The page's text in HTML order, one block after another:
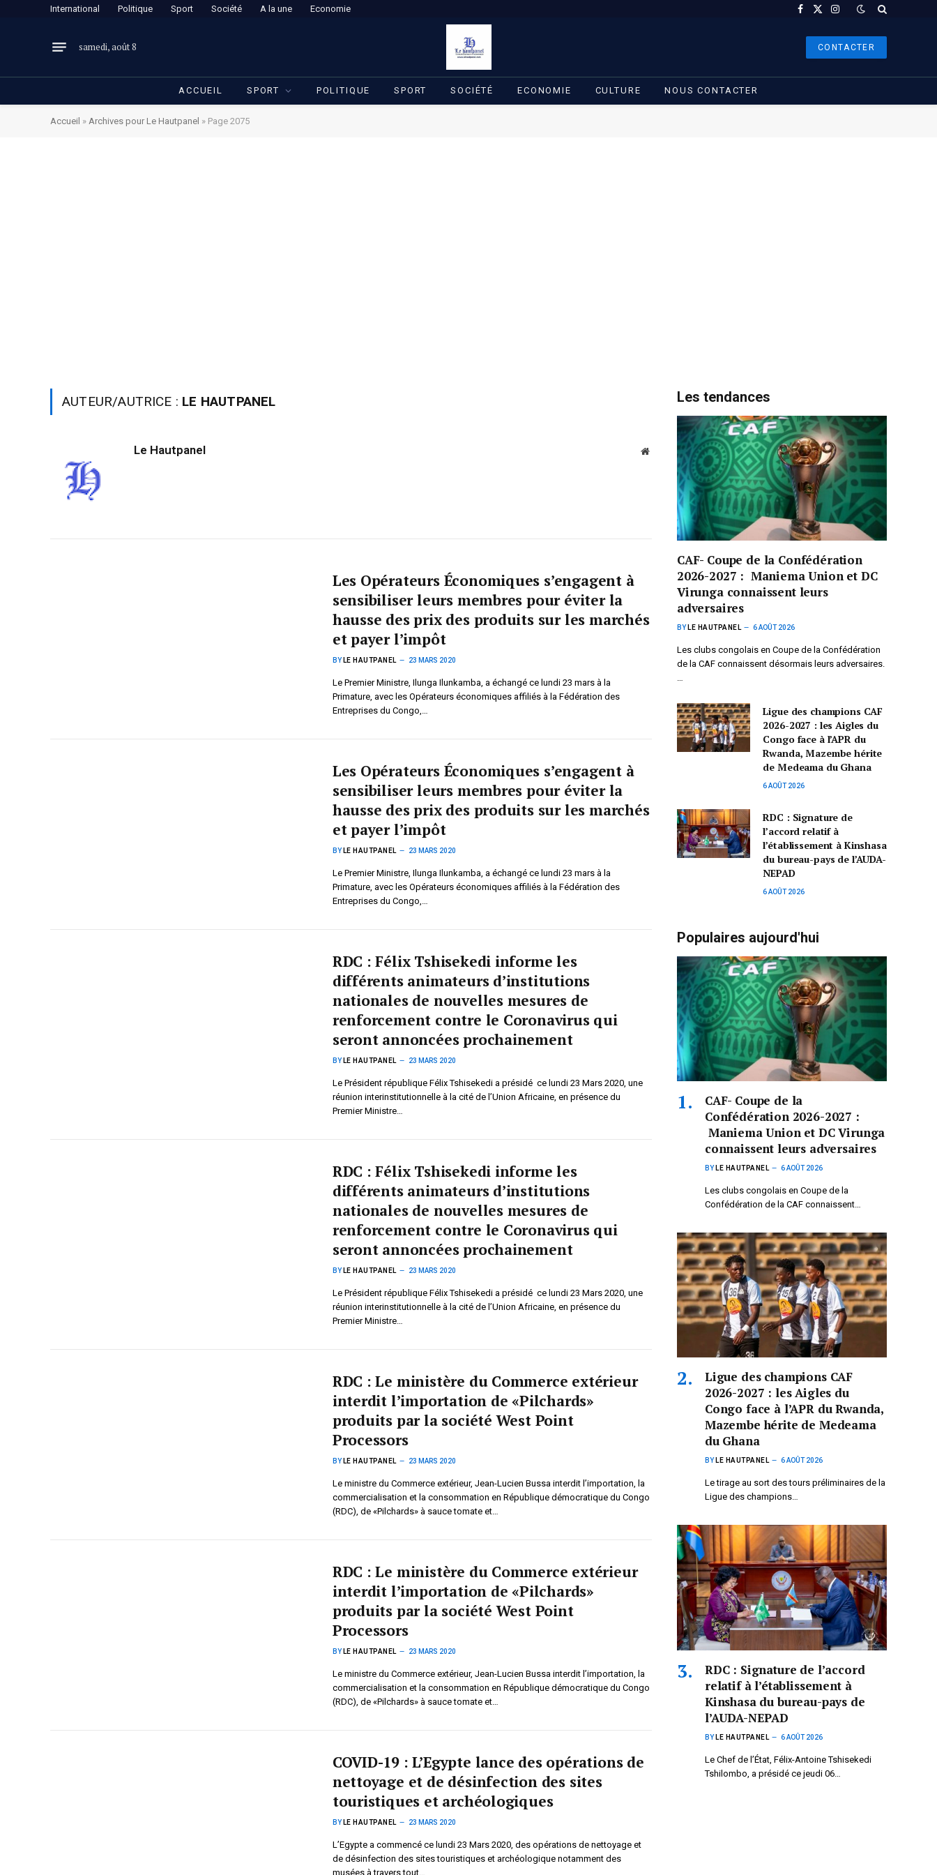
International Politique Sport Société A la une Economie Facebook
X
Instagram
samedi, août 8 CONTACTER
ACCUEIL SPORT POLITIQUE SPORT SOCIÉTÉ ECONOMIE CULTURE NOUS CONTACTER
Accueil » Archives pour Le Hautpanel » Page 2075
AUTEUR/AUTRICE : LE HAUTPANEL
Le Hautpanel Website
Les Opérateurs Économiques s’engagent à
sensibiliser leurs membres pour éviter la
hausse des prix des produits sur les marchés
et payer l’impôt
BY LE HAUTPANEL 23 MARS 2020
Le Premier Ministre, Ilunga Ilunkamba, a échangé ce lundi 23 mars à la
Primature, avec les Opérateurs économiques affiliés à la Fédération des
Entreprises du Congo,…
Les Opérateurs Économiques s’engagent à
sensibiliser leurs membres pour éviter la
hausse des prix des produits sur les marchés
et payer l’impôt
BY LE HAUTPANEL 23 MARS 2020
Le Premier Ministre, Ilunga Ilunkamba, a échangé ce lundi 23 mars à la
Primature, avec les Opérateurs économiques affiliés à la Fédération des
Entreprises du Congo,…
RDC : Félix Tshisekedi informe les
différents animateurs d’institutions
nationales de nouvelles mesures de
renforcement contre le Coronavirus qui
seront annoncées prochainement
BY LE HAUTPANEL 23 MARS 2020
Le Président république Félix Tshisekedi a présidé ce lundi 23 Mars 2020, une
réunion interinstitutionnelle à la cité de l’Union Africaine, en présence du
Premier Ministre…
RDC : Félix Tshisekedi informe les
différents animateurs d’institutions
nationales de nouvelles mesures de
renforcement contre le Coronavirus qui
seront annoncées prochainement
BY LE HAUTPANEL 23 MARS 2020
Le Président république Félix Tshisekedi a présidé ce lundi 23 Mars 2020, une
réunion interinstitutionnelle à la cité de l’Union Africaine, en présence du
Premier Ministre…
RDC : Le ministère du Commerce extérieur
interdit l’importation de «Pilchards»
produits par la société West Point
Processors
BY LE HAUTPANEL 23 MARS 2020
Le ministre du Commerce extérieur, Jean-Lucien Bussa interdit l’importation, la
commercialisation et la consommation en République démocratique du Congo
(RDC), de «Pilchards» à sauce tomate et…
RDC : Le ministère du Commerce extérieur
interdit l’importation de «Pilchards»
produits par la société West Point
Processors
BY LE HAUTPANEL 23 MARS 2020
Le ministre du Commerce extérieur, Jean-Lucien Bussa interdit l’importation, la
commercialisation et la consommation en République démocratique du Congo
(RDC), de «Pilchards» à sauce tomate et…
COVID-19 : L’Egypte lance des opérations de
nettoyage et de désinfection des sites
touristiques et archéologiques
BY LE HAUTPANEL 23 MARS 2020
L’Egypte a commencé ce lundi 23 Mars 2020, des opérations de nettoyage et
de désinfection des sites touristiques et archéologique notamment des
musées à travers tout…
Les tendances
CAF- Coupe de la Confédération
2026-2027 : Maniema Union et DC
Virunga connaissent leurs
adversaires
BY LE HAUTPANEL 6 AOÛT 2026
Les clubs congolais en Coupe de la Confédération
de la CAF connaissent désormais leurs adversaires.
…
Ligue des champions CAF
2026-2027 : les Aigles du
Congo face à l’APR du
Rwanda, Mazembe hérite
de Medeama du Ghana
6 AOÛT 2026
RDC : Signature de
l’accord relatif à
l’établissement à Kinshasa
du bureau-pays de l’AUDA-
NEPAD
6 AOÛT 2026
Populaires aujourd'hui
CAF- Coupe de la
Confédération 2026-2027 :
Maniema Union et DC Virunga
connaissent leurs adversaires
BY LE HAUTPANEL 6 AOÛT 2026
Les clubs congolais en Coupe de la
Confédération de la CAF connaissent…
Ligue des champions CAF
2026-2027 : les Aigles du
Congo face à l’APR du Rwanda,
Mazembe hérite de Medeama
du Ghana
BY LE HAUTPANEL 6 AOÛT 2026
Le tirage au sort des tours préliminaires de la
Ligue des champions…
RDC : Signature de l’accord
relatif à l’établissement à
Kinshasa du bureau-pays de
l’AUDA-NEPAD
BY LE HAUTPANEL 6 AOÛT 2026
Le Chef de l’État, Félix-Antoine Tshisekedi
Tshilombo, a présidé ce jeudi 06…